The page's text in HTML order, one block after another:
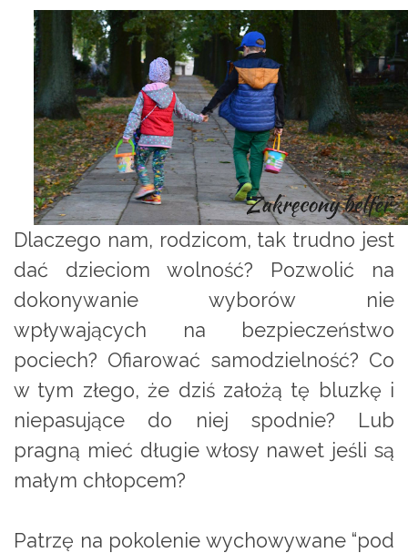
Dlaczego nam, rodzicom, tak trudno jest
dać dzieciom wolność? Pozwolić na
dokonywanie wyborów nie
wpływających na bezpieczeństwo
pociech? Ofiarować samodzielność? Co
w tym złego, że dziś założą tę bluzkę i
niepasujące do niej spodnie? Lub
pragną mieć długie włosy nawet jeśli są
małym chłopcem?
Patrzę na pokolenie wychowywane “pod